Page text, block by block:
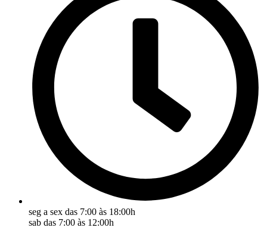
seg a sex das 7:00 às 18:00h
sab das 7:00 às 12:00h